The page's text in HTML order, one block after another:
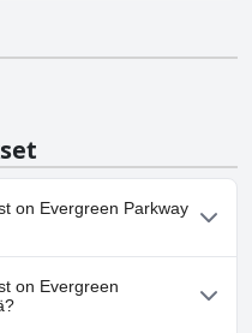
on Evergreen Parkway
Evergreen Parkway:ssä on
tai useampaan
allas, Sisäuima-allas.
on Evergreen